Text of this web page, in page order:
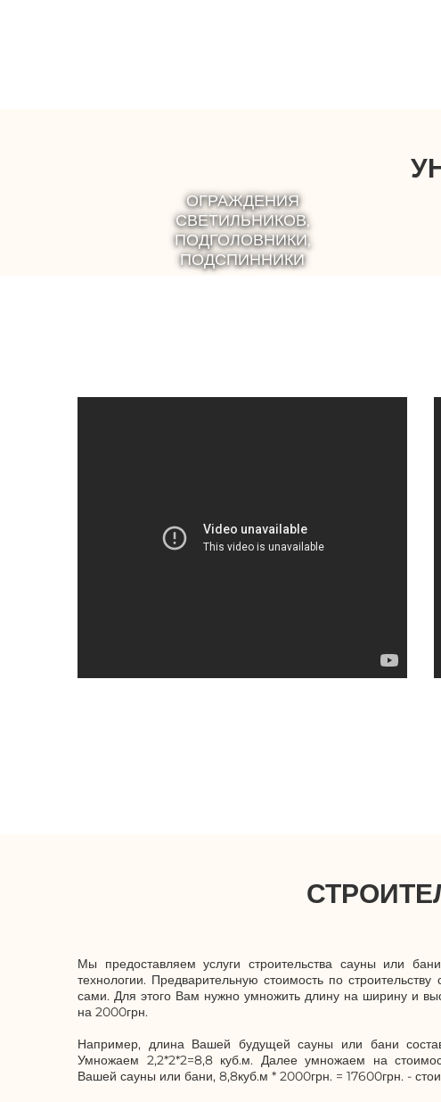
ОГРАЖДЕНИЯ
СВЕТИЛЬНИКОВ,
ПОДГОЛОВНИКИ,
ПОДСПИННИКИ
Мы предоставляем услуги строительства сауны или
технологии. Предварительную стоимость по
сами. Для этого Вам нужно умножить длину на ширину и
на 2000грн.
Например, длина Вашей будущей сауны или бани
Умножаем 2,2*2*2=8,8 куб.м. Далее умножаем на
Вашей сауны или бани, 8,8куб.м * 2000грн. = 17600грн. -